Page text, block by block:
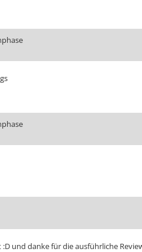
und danke für die ausführliche